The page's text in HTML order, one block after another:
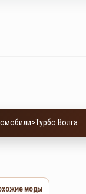
>Турбо Волга
моды